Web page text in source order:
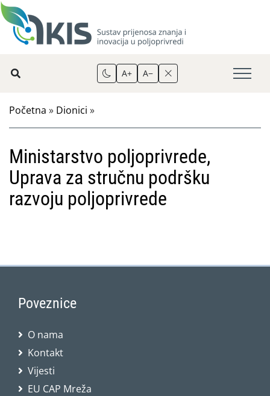
A+ A−
Početna » Dionici »
Ministarstvo poljoprivrede,
Uprava za stručnu podršku
razvoju poljoprivrede
Poveznice
O nama
Kontakt
Vijesti
EU CAP Mreža